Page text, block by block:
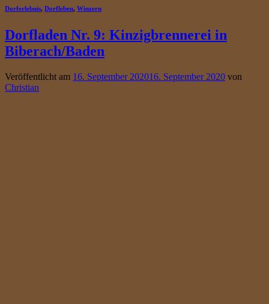
Dorferlebnis, Dorfleben, Winzern
Dorfladen Nr. 9: Kinzigbrennerei in
Biberach/Baden
Veröffentlicht am 16. September 202016. September 2020 von
Christian